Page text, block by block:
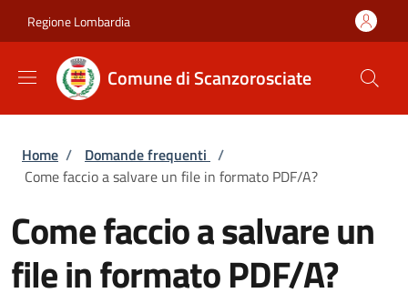
Regione Lombardia
Comune di Scanzorosciate
Briciole di pane
Home / Domande frequenti /
Come faccio a salvare un file in formato PDF/A?
Come faccio a salvare un
file in formato PDF/A?